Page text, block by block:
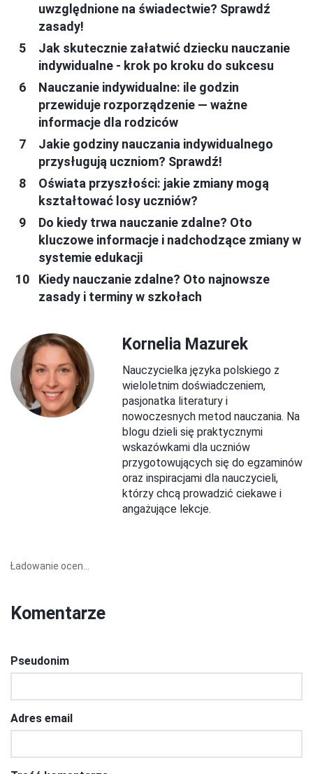
uwzględnione na świadectwie? Sprawdź
zasady!
Jak skutecznie załatwić dziecku nauczanie
indywidualne - krok po kroku do sukcesu
Nauczanie indywidualne: ile godzin
przewiduje rozporządzenie — ważne
informacje dla rodziców
Jakie godziny nauczania indywidualnego
przysługują uczniom? Sprawdź!
Oświata przyszłości: jakie zmiany mogą
kształtować losy uczniów?
Do kiedy trwa nauczanie zdalne? Oto
kluczowe informacje i nadchodzące zmiany w
systemie edukacji
Kiedy nauczanie zdalne? Oto najnowsze
zasady i terminy w szkołach
Kornelia Mazurek
Nauczycielka języka polskiego z
wieloletnim doświadczeniem,
pasjonatka literatury i
nowoczesnych metod nauczania. Na
blogu dzieli się praktycznymi
wskazówkami dla uczniów
przygotowujących się do egzaminów
oraz inspiracjami dla nauczycieli,
którzy chcą prowadzić ciekawe i
angażujące lekcje.
Ładowanie ocen...
Komentarze
Pseudonim
Adres email